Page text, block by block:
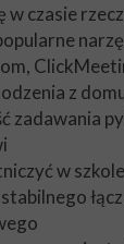
w czasie
z
zadawania
w